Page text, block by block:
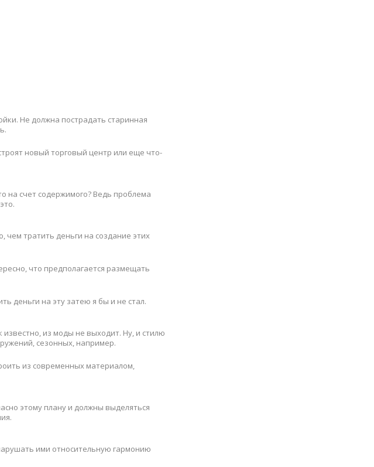
Не должна пострадать старинная
новый торговый центр или еще что-
на счет содержимого? Ведь проблема
чем тратить деньги на создание этих
что предполагается размещать
деньги на эту затею я бы и не стал.
из моды не выходит. Ну, и стилю
сезонных, например.
из современных материалом,
этому плану и должны выделяться
ими относительную гармонию